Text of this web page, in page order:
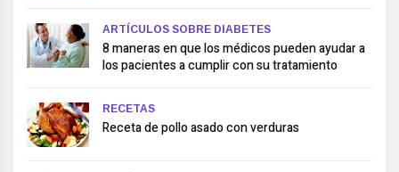
ARTÍCULOS SOBRE DIABETES
8 maneras en que los médicos pueden ayudar a
los pacientes a cumplir con su tratamiento
RECETAS
Receta de pollo asado con verduras